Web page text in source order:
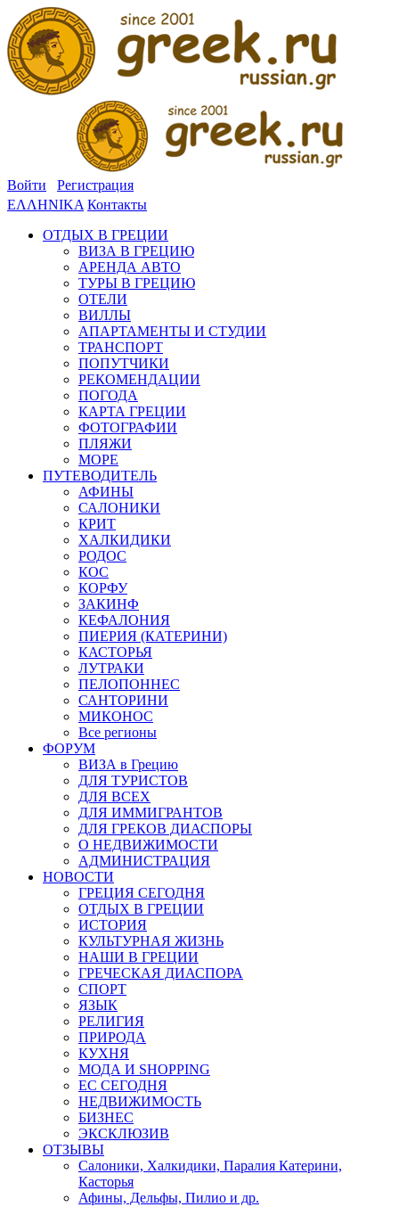
Войти
Регистрация
ΕΛΛΗΝΙΚΑ Контакты
ОТДЫХ В ГРЕЦИИ
ВИЗА В ГРЕЦИЮ
АРЕНДА АВТО
ТУРЫ В ГРЕЦИЮ
ОТЕЛИ
ВИЛЛЫ
АПАРТАМЕНТЫ И СТУДИИ
ТРАНСПОРТ
ПОПУТЧИКИ
РЕКОМЕНДАЦИИ
ПОГОДА
КАРТА ГРЕЦИИ
ФОТОГРАФИИ
ПЛЯЖИ
МОРЕ
ПУТЕВОДИТЕЛЬ
АФИНЫ
САЛОНИКИ
КРИТ
ХАЛКИДИКИ
РОДОС
КОС
КОРФУ
ЗАКИНФ
КЕФАЛОНИЯ
ПИЕРИЯ (КАТЕРИНИ)
КАСТОРЬЯ
ЛУТРАКИ
ПЕЛОПОННЕС
САНТОРИНИ
МИКОНОС
Все регионы
ФОРУМ
ВИЗА в Грецию
ДЛЯ ТУРИСТОВ
ДЛЯ ВСЕХ
ДЛЯ ИММИГРАНТОВ
ДЛЯ ГРЕКОВ ДИАСПОРЫ
О НЕДВИЖИМОСТИ
АДМИНИСТРАЦИЯ
НОВОСТИ
ГРЕЦИЯ СЕГОДНЯ
ОТДЫХ В ГРЕЦИИ
ИСТОРИЯ
КУЛЬТУРНАЯ ЖИЗНЬ
НАШИ В ГРЕЦИИ
ГРЕЧЕСКАЯ ДИАСПОРА
СПОРТ
ЯЗЫК
РЕЛИГИЯ
ПРИРОДА
КУХНЯ
МОДА И SHOPPING
ЕС СЕГОДНЯ
НЕДВИЖИМОСТЬ
БИЗНЕС
ЭКСКЛЮЗИВ
ОТЗЫВЫ
Салоники, Халкидики, Паралия Катерини,
Касторья
Афины, Дельфы, Пилио и др.